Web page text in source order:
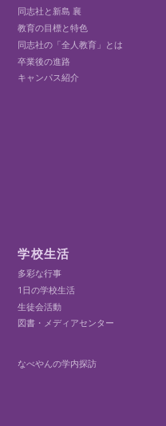
同志社と新島 襄
教育の目標と特色
同志社の「全人教育」とは
卒業後の進路
キャンパス紹介
学校生活
多彩な行事
1日の学校生活
生徒会活動
図書・メディアセンター
なべやんの学内探訪